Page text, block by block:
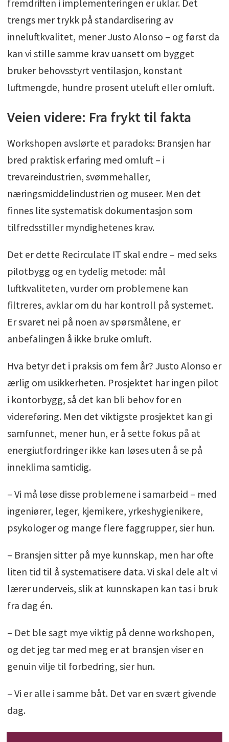
fremdriften i implementeringen er uklar. Det
trengs mer trykk på standardisering av
inneluftkvalitet, mener Justo Alonso – og først da
kan vi stille samme krav uansett om bygget
bruker behovsstyrt ventilasjon, konstant
luftmengde, hundre prosent uteluft eller omluft.
Veien videre: Fra frykt til fakta
Workshopen avslørte et paradoks: Bransjen har
bred praktisk erfaring med omluft – i
trevareindustrien, svømmehaller,
næringsmiddelindustrien og museer. Men det
finnes lite systematisk dokumentasjon som
tilfredsstiller myndighetenes krav.
Det er dette Recirculate IT skal endre – med seks
pilotbygg og en tydelig metode: mål
luftkvaliteten, vurder om problemene kan
filtreres, avklar om du har kontroll på systemet.
Er svaret nei på noen av spørsmålene, er
anbefalingen å ikke bruke omluft.
Hva betyr det i praksis om fem år? Justo Alonso er
ærlig om usikkerheten. Prosjektet har ingen pilot
i kontorbygg, så det kan bli behov for en
videreføring. Men det viktigste prosjektet kan gi
samfunnet, mener hun, er å sette fokus på at
energiutfordringer ikke kan løses uten å se på
inneklima samtidig.
– Vi må løse disse problemene i samarbeid – med
ingeniører, leger, kjemikere, yrkeshygienikere,
psykologer og mange flere faggrupper, sier hun.
– Bransjen sitter på mye kunnskap, men har ofte
liten tid til å systematisere data. Vi skal dele alt vi
lærer underveis, slik at kunnskapen kan tas i bruk
fra dag én.
– Det ble sagt mye viktig på denne workshopen,
og det jeg tar med meg er at bransjen viser en
genuin vilje til forbedring, sier hun.
– Vi er alle i samme båt. Det var en svært givende
dag.